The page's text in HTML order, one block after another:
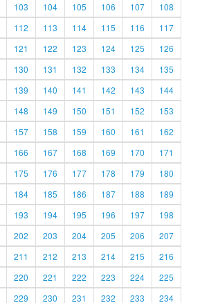
103 104 105 106 107
108
112 113 114 115 116
117
121 122 123 124 125
126
130 131 132 133 134
135
139 140 141 142 143
144
148 149 150 151 152
153
157 158 159 160 161
162
166 167 168 169 170
171
175 176 177 178 179
180
184 185 186 187 188
189
193 194 195 196 197
198
202 203 204 205 206
207
211 212 213 214 215
216
220 221 222 223 224
225
229 230 231 232 233
234